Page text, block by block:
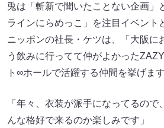
兎は「斬新で聞いたことない企画」
ラインにらめっこ」を注目イベント
ニッポンの社長・ケツは、「大阪に
う飲みに行ってて仲がよかった
ト∞ホールで活躍する仲間を挙げます
「年々、衣装が派手になってるの
んな格好で来るのか楽しみです」